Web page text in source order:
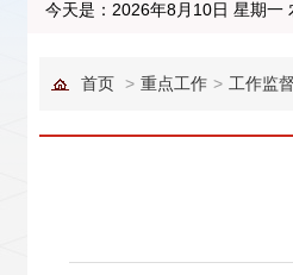
今天是： 2026年8月10日 星期一
首页 > 重点工作 > 工作监督